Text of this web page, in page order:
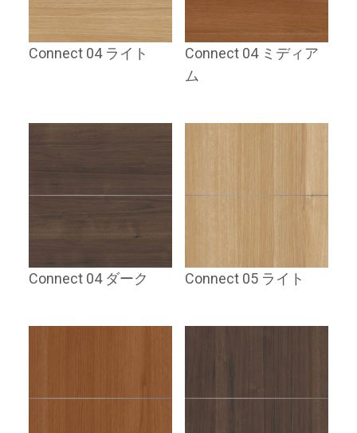
Connect 04 ライト
Connect 04 ミディア
ム
Connect 04 ダーク Connect 05 ライト